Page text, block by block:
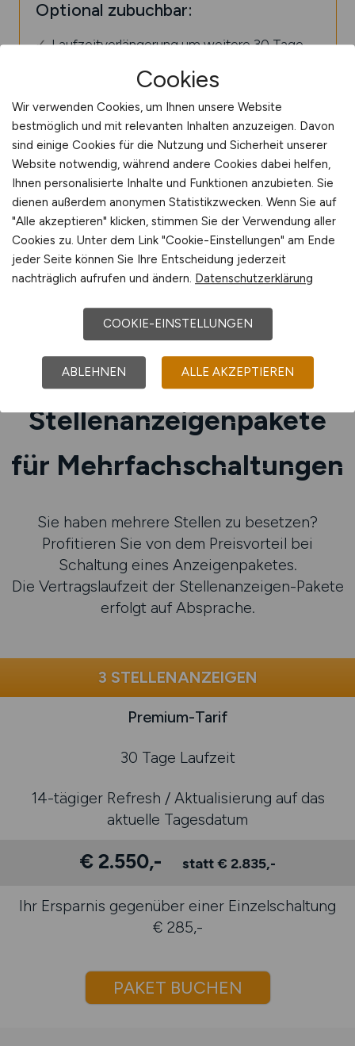
Optional zubuchbar:
Laufzeitverlängerung um weitere 30 Tage
Stellenanzeigenpakete
für Mehrfachschaltungen
Sie haben mehrere Stellen zu besetzen?
Profitieren Sie von dem Preisvorteil bei
Schaltung eines Anzeigenpaketes.
Die Vertragslaufzeit der Stellenanzeigen-Pakete
erfolgt auf Absprache.
3 STELLENANZEIGEN
Premium-Tarif
30 Tage Laufzeit
14-tägiger Refresh / Aktualisierung auf das
aktuelle Tagesdatum
€ 2.550,- statt € 2.835,-
Ihr Ersparnis gegenüber einer Einzelschaltung
€ 285,-
PAKET BUCHEN
Cookies
Wir verwenden Cookies, um Ihnen unsere Website
bestmöglich und mit relevanten Inhalten anzuzeigen. Davon
sind einige Cookies für die Nutzung und Sicherheit unserer
Website notwendig, während andere Cookies dabei helfen,
Ihnen personalisierte Inhalte und Funktionen anzubieten. Sie
dienen außerdem anonymen Statistikzwecken. Wenn Sie auf
"Alle akzeptieren" klicken, stimmen Sie der Verwendung aller
Cookies zu. Unter dem Link "Cookie-Einstellungen" am Ende
jeder Seite können Sie Ihre Entscheidung jederzeit
nachträglich aufrufen und ändern. Datenschutzerklärung
COOKIE-EINSTELLUNGEN
ABLEHNEN ALLE AKZEPTIEREN